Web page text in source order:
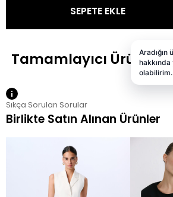
Sıkça Sorulan Sorular
Birlikte Satın Alınan Ürünler